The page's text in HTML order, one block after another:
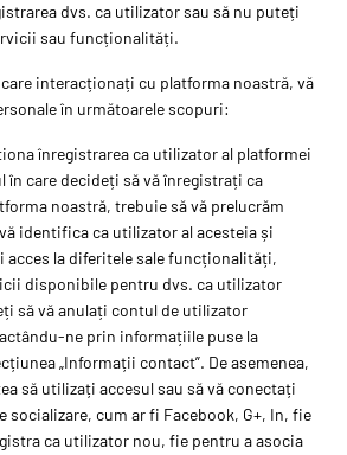
dvs. ca utilizator sau să nu puteți
sau funcționalități.
interacționați cu platforma noastră, vă
în următoarele scopuri:
înregistrarea ca utilizator al platformei
în care decideți să vă înregistrați ca
noastră, trebuie să vă prelucrăm
identifica ca utilizator al acesteia și
acces la diferitele sale funcționalități,
disponibile pentru dvs. ca utilizator
să vă anulați contul de utilizator
ne prin informațiile puse la
„Informații contact”. De asemenea,
să utilizați accesul sau să vă conectați
socializare, cum ar fi Facebook, G+, In, fie
ca utilizator nou, fie pentru a asocia